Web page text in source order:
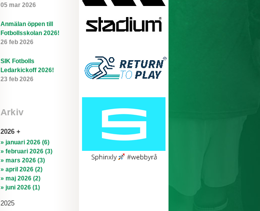
05 mar 2026
Anmälan öppen till
Fotbollsskolan 2026!
26 feb 2026
SIK Fotbolls
Ledarkickoff 2026!
23 feb 2026
Arkiv
2026
» januari 2026 (6)
» februari 2026 (3)
» mars 2026 (3)
» april 2026 (2)
» maj 2026 (2)
» juni 2026 (1)
2025